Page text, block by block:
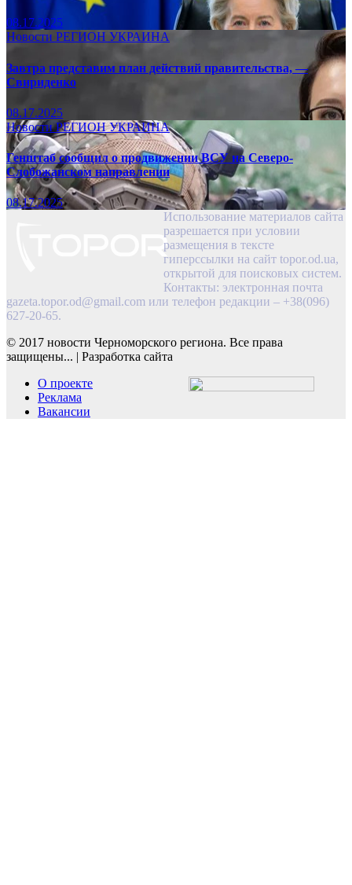
08.17.2025
Новости РЕГИОН УКРАИНА
Завтра представим план действий правительства, —
Свириденко
08.17.2025
НовостиРЕГИОНУКРАИНА
Генштаб сообщил о продвижении ВСУ на Северо-
Слобожанском направлении
08.17.2025
Использование материалов сайта
разрешается при условии
размещения в тексте
гиперссылки на сайт topor.od.ua,
открытой для поисковых систем.
Контакты: электронная почта
gazeta.topor.od@gmail.com или телефон редакции – +38(096)
627-20-65.
© 2017 новости Черноморского региона. Все права
защищены...
Разработка сайта
О проекте
Реклама
Вакансии